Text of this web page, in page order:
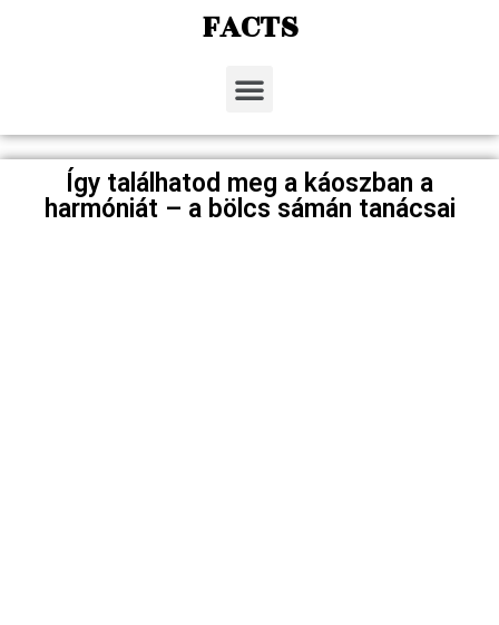
FACTS
Így találhatod meg a káoszban a
harmóniát – a bölcs sámán tanácsai